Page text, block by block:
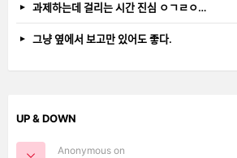
과제하는데 걸리는 시간 진심 ㅇㄱㄹㅇ…
그냥 옆에서 보고만 있어도 좋다.
UP & DOWN
Anonymous on